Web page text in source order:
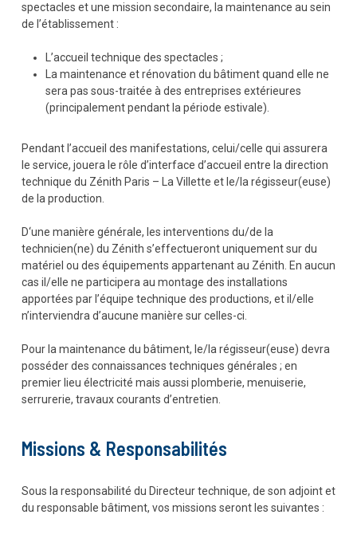
spectacles et une mission secondaire, la maintenance au sein
de l’établissement :
L’accueil technique des spectacles ;
La maintenance et rénovation du bâtiment quand elle ne
sera pas sous-traitée à des entreprises extérieures
(principalement pendant la période estivale).
Pendant l’accueil des manifestations, celui/celle qui assurera
le service, jouera le rôle d’interface d’accueil entre la direction
technique du Zénith Paris – La Villette et le/la régisseur(euse)
de la production.
D‘une manière générale, les interventions du/de la
technicien(ne) du Zénith s’effectueront uniquement sur du
matériel ou des équipements appartenant au Zénith. En aucun
cas il/elle ne participera au montage des installations
apportées par l’équipe technique des productions, et il/elle
n’interviendra d’aucune manière sur celles-ci.
Pour la maintenance du bâtiment, le/la régisseur(euse) devra
posséder des connaissances techniques générales ; en
premier lieu électricité mais aussi plomberie, menuiserie,
serrurerie, travaux courants d’entretien.
Missions & Responsabilités
Sous la responsabilité du Directeur technique, de son adjoint et
du responsable bâtiment, vos missions seront les suivantes :